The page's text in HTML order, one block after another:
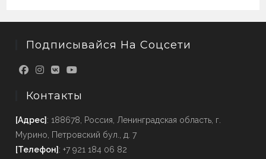
Подписывайся На Соцсети
Контакты
[Адрес] : 188678, Россия, Ленинградская область, г.
Мурино, Петровский бул., д. 7
[Телефон] : +7 921 184 06 82